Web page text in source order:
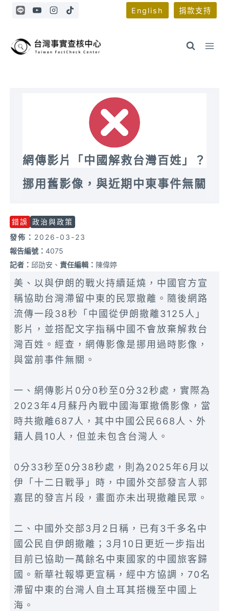
Skip
English 捐款支持
網傳影片「中國解救台灣百姓」？
挪用舊影像，與近期中東事件無關
錯誤 政治與政策
發佈： 2026-03-23
報告編號：4075
記者： 邱劭安、責任編輯： 陳偉婷
美、以與伊朗的戰火持續延燒，中國官方宣
稱協助台灣滯留中東的民眾撤離。隨後網路
流傳一段38秒「中國從伊朗撤離3125人」
影片，並搭配文字指稱中國不會放棄解救台
灣百姓。經查，網傳影像是挪用過時影像，
與當前事件無關。
一、網傳影片0分0秒至0分32秒處，實際為
2023年4月蘇丹內戰中國海軍撤僑影像，當
時共撤離687人，其中中國公民668人、外
籍人員10人，但並未包含台灣人。
0分33秒至0分38秒處，則為2025年6月以
伊「十二日戰爭」時，中國外交部發言人郭
嘉昆的發言片段，畫面亦未出現撤離民眾。
二、中國外交部3月2日稱，已有3千多名中
國公民自伊朗撤離；3月10日更近一步指出
目前已協助一萬餘名中東國家的中國旅客歸
國。新華社報導更宣稱，經中方協調，70名
滯留中東的台灣人自土耳其搭機至中國上
海。